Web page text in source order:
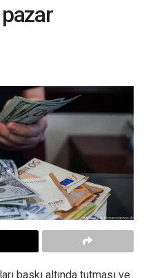
baskı altında tutması ve